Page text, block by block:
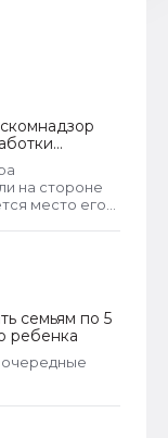
на стороне
место его
прочими
у
случае
к
семьям по 5
ребенка